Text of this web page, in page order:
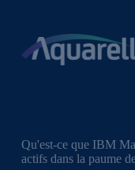
oQu'est-ce que IBM
actifs dans la paume